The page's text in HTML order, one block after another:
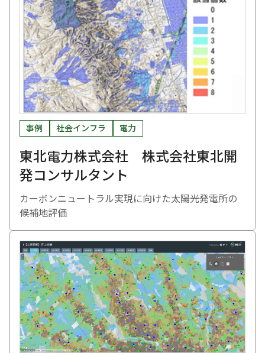
事例 社会インフラ 電力
東北電力株式会社 株式会社東北開
発コンサルタント
カーボンニュートラル実現に向けた太陽光発電所の
候補地評価